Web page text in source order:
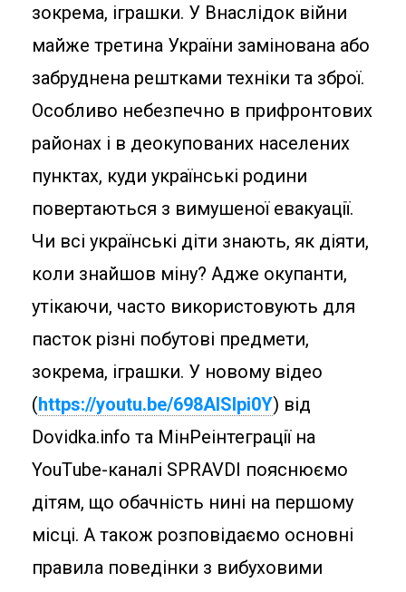
зокрема, іграшки. У Внаслідок війни
майже третина України замінована або
забруднена рештками техніки та зброї.
Особливо небезпечно в прифронтових
районах і в деокупованих населених
пунктах, куди українські родини
повертаються з вимушеної евакуації.
Чи всі українські діти знають, як діяти,
коли знайшов міну? Адже окупанти,
утікаючи, часто використовують для
пасток різні побутові предмети,
зокрема, іграшки. У новому відео
(https://youtu.be/698AISIpi0Y) від
Dovidka.info та МінРеінтеграції на
YouТube-каналі SPRAVDI пояснюємо
дітям, що обачність нині на першому
місці. А також розповідаємо основні
правила поведінки з вибуховими